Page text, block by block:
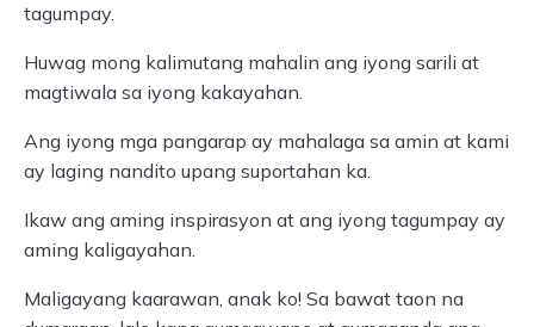
tagumpay.
Huwag mong kalimutang mahalin ang iyong sarili at
magtiwala sa iyong kakayahan.
Ang iyong mga pangarap ay mahalaga sa amin at kami
ay laging nandito upang suportahan ka.
Ikaw ang aming inspirasyon at ang iyong tagumpay ay
aming kaligayahan.
Maligayang kaarawan, anak ko! Sa bawat taon na